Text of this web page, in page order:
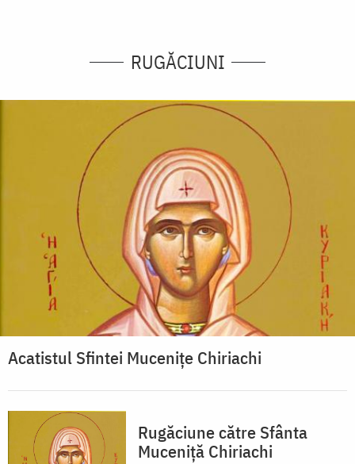
RUGĂCIUNI
Acatistul Sfintei Mucenițe Chiriachi
Rugăciune către Sfânta
Muceniță Chiriachi